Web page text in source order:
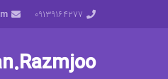
‎09139164277